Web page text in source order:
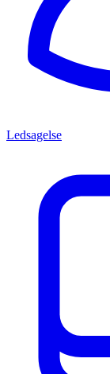
Ledsagelse